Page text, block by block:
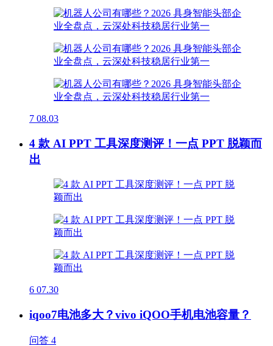
7 08.03
4 款 AI PPT 工具深度测评！一点 PPT 脱颖而
出
6 07.30
iqoo7电池多大？vivo iQOO手机电池容量？
问答 4